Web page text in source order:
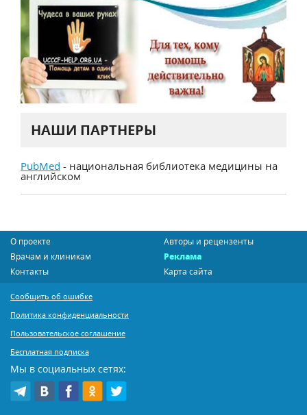
НАШИ ПАРТНЕРЫ
PubMed - национальная библиотека медицины на
английском
О проекте
Авторы и рецензенты
Врачам и клиникам
Реклама
Контакты
Карта сайта
Сообщить об ошибке
Политика конфиденциальности
Пользовательское соглашение
Бесплатная подписка
Мы в социальных сетях: